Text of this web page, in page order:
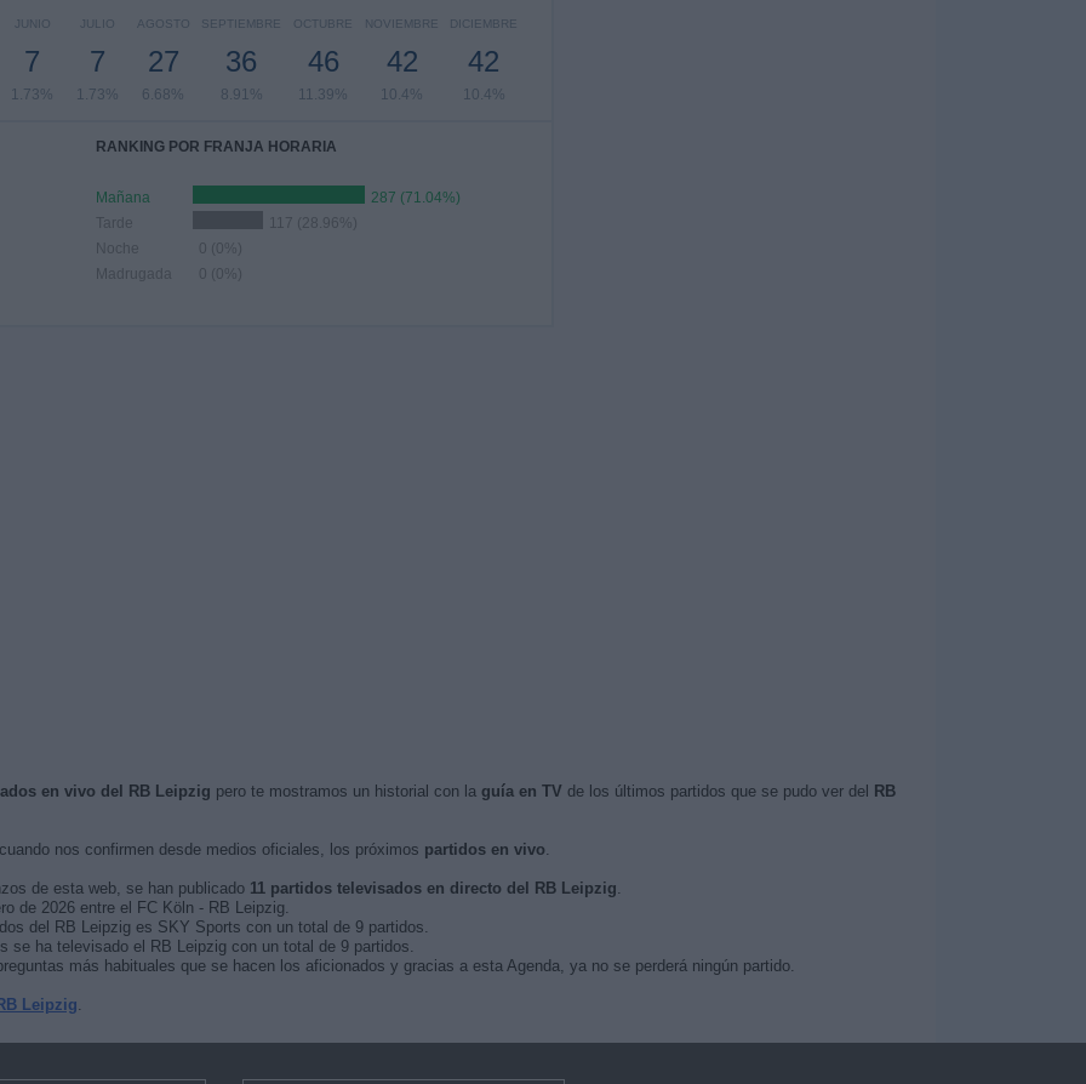
JUNIO
7
1.73%
JULIO
7
1.73%
AGOSTO
27
6.68%
SEPTIEMBRE
36
8.91%
OCTUBRE
46
11.39%
NOVIEMBRE
42
10.4%
DICIEMBRE
42
10.4%
RANKING POR FRANJA HORARIA
Mañana
287 (71.04%)
Tarde
117 (28.96%)
Noche
0 (0%)
Madrugada
0 (0%)
en vivo del RB Leipzig pero te mostramos un historial con la guía en TV de los últimos partidos que se pudo ver del
RB
cuando nos confirmen desde medios oficiales, los próximos partidos en vivo.
de esta web, se han publicado 11 partidos televisados en directo del RB Leipzig.
de 2026 entre el FC Köln - RB Leipzig.
del RB Leipzig es SKY Sports con un total de 9 partidos.
se ha televisado el RB Leipzig con un total de 9 partidos.
más habituales que se hacen los aficionados y gracias a esta Agenda, ya no se perderá ningún partido.
Leipzig.